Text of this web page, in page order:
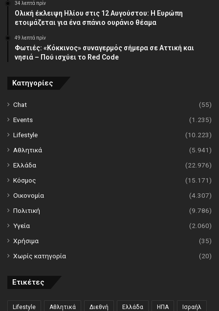
34 λεπτά πρίν
Ολική έκλειψη Ηλίου στις 12 Αυγούστου: Η Ευρώπη
ετοιμάζεται για ένα σπάνιο ουράνιο θέαμα
49 λεπτά πρίν
Φωτιές: «Κόκκινος» συναγερμός σήμερα σε Αττική και
νησιά – Πού ισχύει το Red Code
Κατηγορίες
Chat
(55)
Events
(1.235)
Lifestyle
(10.223)
Αθλητικά
(5.941)
Ελλάδα
(22.976)
Κόσμος
(15.171)
Οικονομία
(4.307)
Πολιτική
(9.786)
Υγεία
(2.060)
Χρήσιμα
(35)
Χωρίς κατηγορία
(20)
Ετικέτες
Lifestyle Αθλητικά Διεθνή Ελλάδα ΗΠΑ Ισραήλ